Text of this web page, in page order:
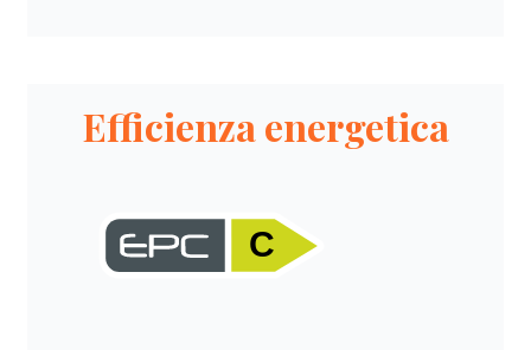
Efficienza energetica
C